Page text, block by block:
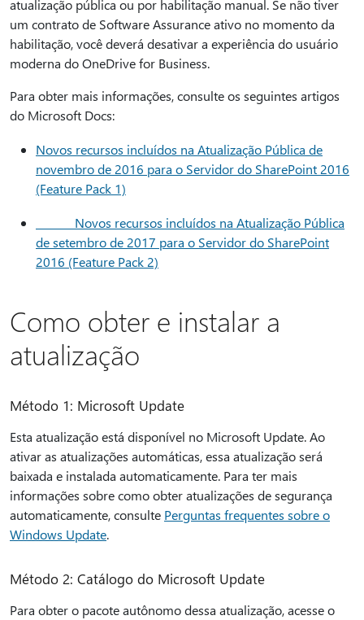
atualização pública ou por habilitação manual. Se não tiver
um contrato de Software Assurance ativo no momento da
habilitação, você deverá desativar a experiência do usuário
moderna do OneDrive for Business.
Para obter mais informações, consulte os seguintes artigos
do Microsoft Docs:
Novos recursos incluídos na Atualização Pública de
novembro de 2016 para o Servidor do SharePoint 2016
(Feature Pack 1)
Novos recursos incluídos na Atualização Pública
de setembro de 2017 para o Servidor do SharePoint
2016 (Feature Pack 2)
Como obter e instalar a
atualização
Método 1: Microsoft Update
Esta atualização está disponível no Microsoft Update. Ao
ativar as atualizações automáticas, essa atualização será
baixada e instalada automaticamente. Para ter mais
informações sobre como obter atualizações de segurança
automaticamente, consulte Perguntas frequentes sobre o
Windows Update.
Método 2: Catálogo do Microsoft Update
Para obter o pacote autônomo dessa atualização, acesse o